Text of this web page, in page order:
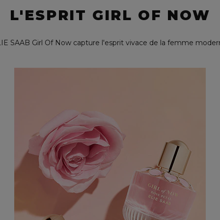
L'ESPRIT GIRL OF NOW
SAAB Girl Of Now capture l'esprit vivace de la femme